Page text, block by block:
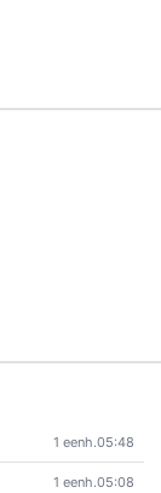
1 eenh.05:48
1 eenh.05:08